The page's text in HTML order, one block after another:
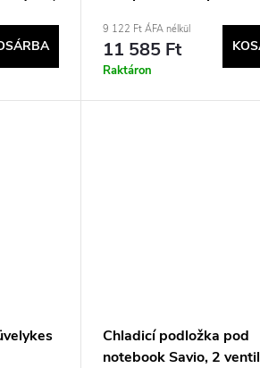
9 122 Ft ÁFA nélkül
11 585 Ft
Raktáron
Chladicí podložka pod
notebook Savio, 2